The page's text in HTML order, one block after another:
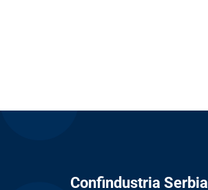
Confindustria Serbia